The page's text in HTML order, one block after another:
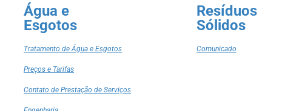
Água e
Esgotos
Tratamento de Água e Esgotos
Preços e Tarifas
Contato de Prestação de Serviços
Resíduos
Sólidos
Comunicado